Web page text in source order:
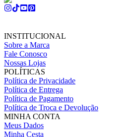
INSTITUCIONAL
Sobre a Marca
Fale Conosco
Nossas Lojas
POLÍTICAS
Política de Privacidade
Política de Entrega
Política de Pagamento
Política de Troca e Devolução
MINHA CONTA
Meus Dados
Minha Cesta